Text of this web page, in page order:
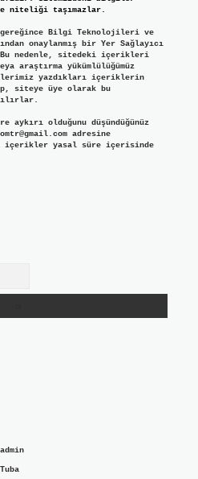
niteliği taşımazlar.
gereğince Bilgi Teknolojileri ve
onaylanmış bir Yer Sağlayıcı
nedenle, sitedeki içerikleri
araştırma yükümlülüğümüz
yazdıkları içeriklerin
siteye üye olarak bu
aykırı olduğunu düşündüğünüz
adresine
yasal süre içerisinde
admin
Tuba